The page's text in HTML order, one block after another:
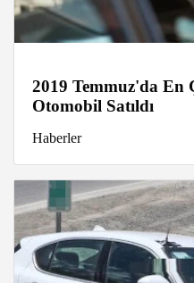
2019 Temmuz'da
Otomobil Satıldı
Haberler